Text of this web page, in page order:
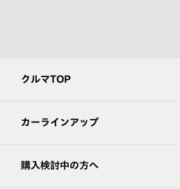
クルマTOP
カーラインアップ
購入検討中の方へ